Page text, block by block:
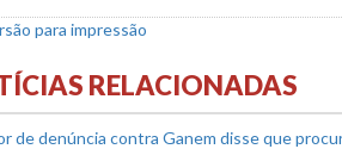
para impressão
RELACIONADAS
de denúncia contra Ganem disse que